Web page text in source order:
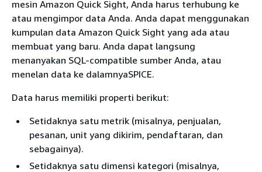
mesin Amazon Quick Sight, Anda harus terhubung ke
atau mengimpor data Anda. Anda dapat menggunakan
kumpulan data Amazon Quick Sight yang ada atau
membuat yang baru. Anda dapat langsung
menanyakan SQL-compatible sumber Anda, atau
menelan data ke dalamnyaSPICE.
Data harus memiliki properti berikut:
Setidaknya satu metrik (misalnya, penjualan,
pesanan, unit yang dikirim, pendaftaran, dan
sebagainya).
Setidaknya satu dimensi kategori (misalnya,